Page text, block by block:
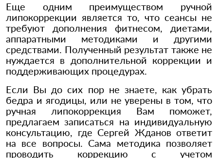
Еще одним преимуществом ручной
липокоррекции является то, что сеансы не
требуют дополнения фитнесом, диетами,
аппаратными методиками и другими
средствами. Полученный результат также не
нуждается в дополнительной коррекции и
поддерживающих процедурах.
Если Вы до сих пор не знаете, как убрать
бедра и ягодицы, или не уверены в том, что
ручная липокоррекция Вам поможет,
предлагаем записаться на индивидуальную
консультацию, где Сергей Жданов ответит
на все вопросы. Сама методика позволяет
проводить коррекцию с учетом